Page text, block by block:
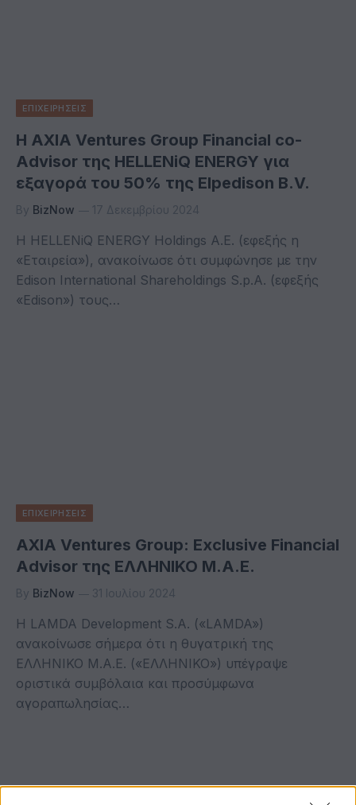
ΕΠΙΧΕΙΡΗΣΕΙΣ
Η AXIA Ventures Group Financial co-
Advisor της HELLENiQ ENERGY για
εξαγορά του 50% της Elpedison B.V.
By BizNow 17 Δεκεμβρίου 2024
Η HELLENiQ ENERGY Holdings A.E. (εφεξής η
«Εταιρεία»), ανακοίνωσε ότι συμφώνησε με την
Edison International Shareholdings S.p.A. (εφεξής
«Edison») τους…
ΕΠΙΧΕΙΡΗΣΕΙΣ
AXIA Ventures Group: Exclusive Financial
Advisor της ΕΛΛΗΝΙΚΟ Μ.Α.Ε.
By BizNow 31 Ιουλίου 2024
Η LAMDA Development S.A. («LAMDA»)
ανακοίνωσε σήμερα ότι η θυγατρική της
ΕΛΛΗΝΙΚΟ Μ.Α.Ε. («ΕΛΛΗΝΙΚΟ») υπέγραψε
οριστικά συμβόλαια και προσύμφωνα
αγοραπωλησίας…